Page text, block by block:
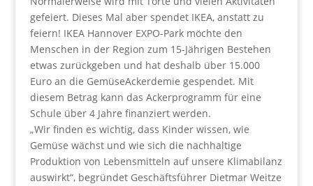
gefeiert. Dieses Mal aber spendet IKEA, anstatt zu
feiern! IKEA Hannover EXPO-Park möchte den
Menschen in der Region zum 15-Jährigen Bestehen
etwas zurückgeben und hat deshalb über 15.000
Euro an die GemüseAckerdemie gespendet. Mit
diesem Betrag kann das Ackerprogramm für eine
Schule über 4 Jahre finanziert werden.
„Wir finden es wichtig, dass Kinder wissen, wie
Gemüse wächst und wie sich die nachhaltige
Produktion von Lebensmitteln auf unsere Klimabilanz
auswirkt“, begründet Geschäftsführer Dietmar Weitze